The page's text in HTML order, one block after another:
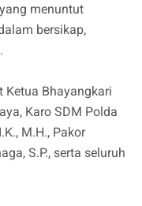
menuntut
bersikap,
Ketua Bhayangkari
Karo SDM Polda
M.H., Pakor
S.P., serta seluruh